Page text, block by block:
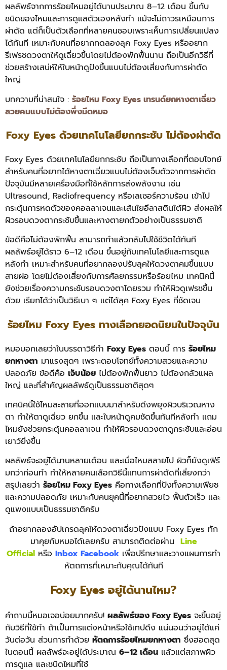
ผลลัพธ์จากการร้อยไหมอยู่ได้นานประมาณ 8–12 เดือน ขึ้นกับ
ชนิดของไหมและการดูแลตัวเองหลังทำ แม้จะไม่ถาวรเหมือนการ
ผ่าตัด แต่ก็เป็นตัวเลือกที่หลายคนชอบเพราะเห็นการเปลี่ยนแปลง
ได้ทันที เหมาะกับคนที่อยากทดลองลุค Foxy Eyes หรืออยาก
รีเฟรชดวงตาให้ดูเฉี่ยวขึ้นโดยไม่ต้องพักฟื้นนาน ถือเป็นอีกวิธีที่
ช่วยสร้างเสน่ห์ให้ใบหน้าดูปังขึ้นแบบไม่ต้องเสี่ยงกับการผ่าตัด
ใหญ่
บทความที่น่าสนใจ : ร้อยไหม Foxy Eyes เทรนด์ยกหางตาเฉี่ยว
สวยคมแบบไม่ต้องพึ่งมีดหมอ
Foxy Eyes ด้วยเทคโนโลยียกกระชับ ไม่ต้องผ่าตัด
Foxy Eyes ด้วยเทคโนโลยียกกระชับ ถือเป็นทางเลือกที่ตอบโจทย์
สำหรับคนที่อยากได้หางตาเฉี่ยวแบบไม่ต้องเจ็บตัวจากการผ่าตัด
ปัจจุบันมีหลายเครื่องมือที่ใช้หลักการส่งพลังงาน เช่น
Ultrasound, Radiofrequency หรือเลเซอร์ความร้อน เข้าไป
กระตุ้นการหดตัวของคอลลาเจนและเส้นใยอีลาสตินใต้ผิว ส่งผลให้
ผิวรอบดวงตากระชับขึ้นและหางตายกตัวอย่างเป็นธรรมชาติ
ข้อดีคือไม่ต้องพักฟื้น สามารถทำแล้วกลับไปใช้ชีวิตได้ทันที
ผลลัพธ์อยู่ได้ราว 6–12 เดือน ขึ้นอยู่กับเทคโนโลยีและการดูแล
หลังทำ เหมาะสำหรับคนที่อยากลองปรับลุคให้ดวงตาคมขึ้นแบบ
สายฝอ โดยไม่ต้องเสี่ยงกับการศัลยกรรมหรือร้อยไหม เทคนิคนี้
ยังช่วยเรื่องความกระชับรอบดวงตาโดยรวม ทำให้ผิวดูเฟรชขึ้น
ด้วย เรียกได้ว่าเป็นวิธีเบา ๆ แต่ได้ลุค Foxy Eyes ที่ชัดเจน
ร้อยไหม Foxy Eyes ทางเลือกยอดนิยมในปัจจุบัน
หมอบอกเลยว่าในบรรดาวิธีทำ Foxy Eyes ตอนนี้ การ ร้อยไหม
ยกหางตา มาแรงสุดๆ เพราะตอบโจทย์ทั้งความสวยและความ
ปลอดภัย ข้อดีคือ เจ็บน้อย ไม่ต้องพักฟื้นยาว ไม่ต้องกลัวแผล
ใหญ่ และที่สำคัญผลลัพธ์ดูเป็นธรรมชาติสุดๆ
เทคนิคนี้ใช้ไหมละลายที่ออกแบบมาสำหรับดึงพยุงผิวบริเวณหาง
ตา ทำให้ตาดูเฉี่ยว ยกขึ้น และใบหน้าดูคมชัดขึ้นทันทีหลังทำ แถม
ไหมยังช่วยกระตุ้นคอลลาเจน ทำให้ผิวรอบดวงตาดูกระชับและอ่อน
เยาว์ยิ่งขึ้น
ผลลัพธ์จะอยู่ได้นานหลายเดือน และเมื่อไหมสลายไป ผิวก็ยังดูเฟิร์
มกว่าก่อนทำ ทำให้หลายคนเลือกวิธีนี้แทนการผ่าตัดที่เสี่ยงกว่า
สรุปเลยว่า ร้อยไหม Foxy Eyes คือทางเลือกที่ปังทั้งความเฟียซ
และความปลอดภัย เหมาะกับคนยุคนี้ที่อยากสวยไว ฟื้นตัวเร็ว และ
ดูแพงแบบเป็นธรรมชาติครับ
ถ้าอยากลองอัปเกรดลุคให้ดวงตาเฉี่ยวปังแบบ Foxy Eyes ทัก
มาคุยกับหมอได้เลยครับ สามารถติดต่อผ่าน Line
Official หรือ Inbox Facebook เพื่อปรึกษาและวางแผนการทำ
หัตถการที่เหมาะกับคุณได้ทันที
Foxy Eyes อยู่ได้นานไหม?
คำถามนี้หมอเจอบ่อยมากครับ! ผลลัพธ์ของ Foxy Eyes จะขึ้นอยู่
กับวิธีที่ใช้ทำ ถ้าเป็นการแต่งหน้าหรือใช้เทปดึง แน่นอนว่าอยู่ได้แค่
วันต่อวัน ส่วนการทำด้วย หัตถการร้อยไหมยกหางตา ซึ่งฮอตสุด
ในตอนนี้ ผลลัพธ์จะอยู่ได้ประมาณ 6–12 เดือน แล้วแต่สภาพผิว
การดูแล และชนิดไหมที่ใช้